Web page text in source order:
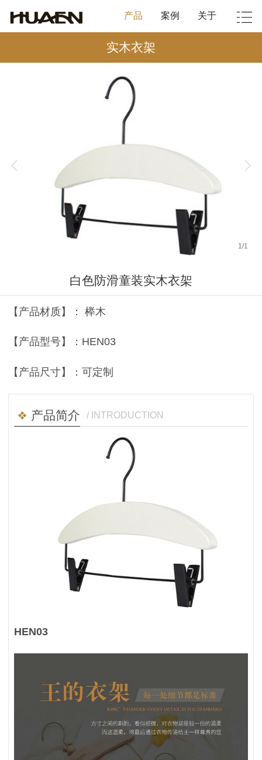
产品 案例 关于
实木衣架
1 /1
白色防滑童装实木衣架
【产品材质】： 榉木
【产品型号】：HEN03
【产品尺寸】：可定制
产品简介 / INTRODUCTION
HEN03